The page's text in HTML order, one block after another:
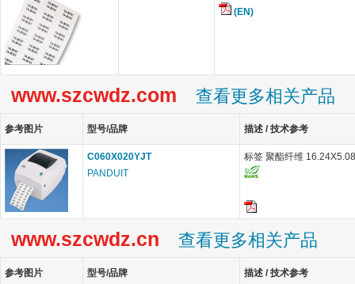
(EN)
www.szcwdz.com 查看更多相关产品
参考图片 型号/品牌 描述 / 技术参考
C060X020YJT
PANDUIT
标签 聚酯纤维
www.szcwdz.cn 查看更多相关产品
参考图片 型号/品牌 描述 / 技术参考